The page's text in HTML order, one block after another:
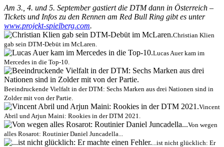
Am 3., 4. und 5. September gastiert die DTM dann in Österreich –
Tickets und Infos zu den Rennen am Red Bull Ring gibt es unter
www.projekt-spielberg.com.
Christian Klien
gab sein DTM-Debüt im McLaren.
Lucas Auer kam im
Mercedes in die Top-10.
Beeindruckende Vielfalt in der DTM: Sechs Marken aus drei Nationen sind in
Zolder mit von der Partie.
Vincent
Abril und Arjun Maini: Rookies in der DTM 2021.
Von wegen
alles Rosarot: Routinier Daniel Juncadella...
...ist nicht glücklich: Er